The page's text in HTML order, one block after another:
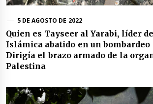
5 DE AGOSTO DE 2022
Quien es Tayseer al Yarabi, líder
Islámica abatido en un bombardeo
Dirigía el brazo armado de la
Palestina